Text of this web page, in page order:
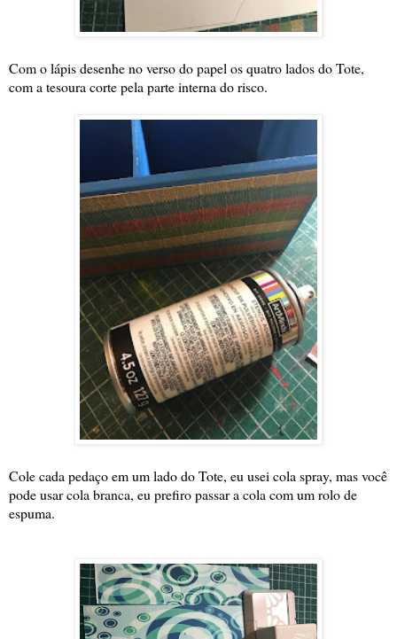
Com o lápis desenhe no verso do papel os quatro lados do Tote,
com a tesoura corte pela parte interna do risco.
Cole cada pedaço em um lado do Tote, eu usei cola spray, mas você
pode usar cola branca, eu prefiro passar a cola com um rolo de
espuma.